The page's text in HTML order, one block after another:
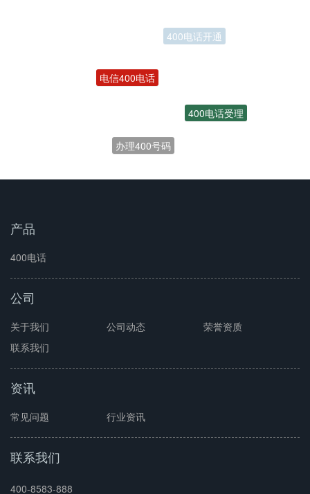
400电话受理
办理400号码
产品
400电话
公司
关于我们 公司动态
荣誉资质
联系我们
资讯
常见问题 行业资讯
联系我们
400-8583-888